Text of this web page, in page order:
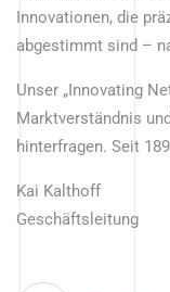
Innovationen, die
abgestimmt sind –
Unser „Innovating
Marktverständnis
hinterfragen. Seit
Kai Kalthoff
Geschäftsleitung